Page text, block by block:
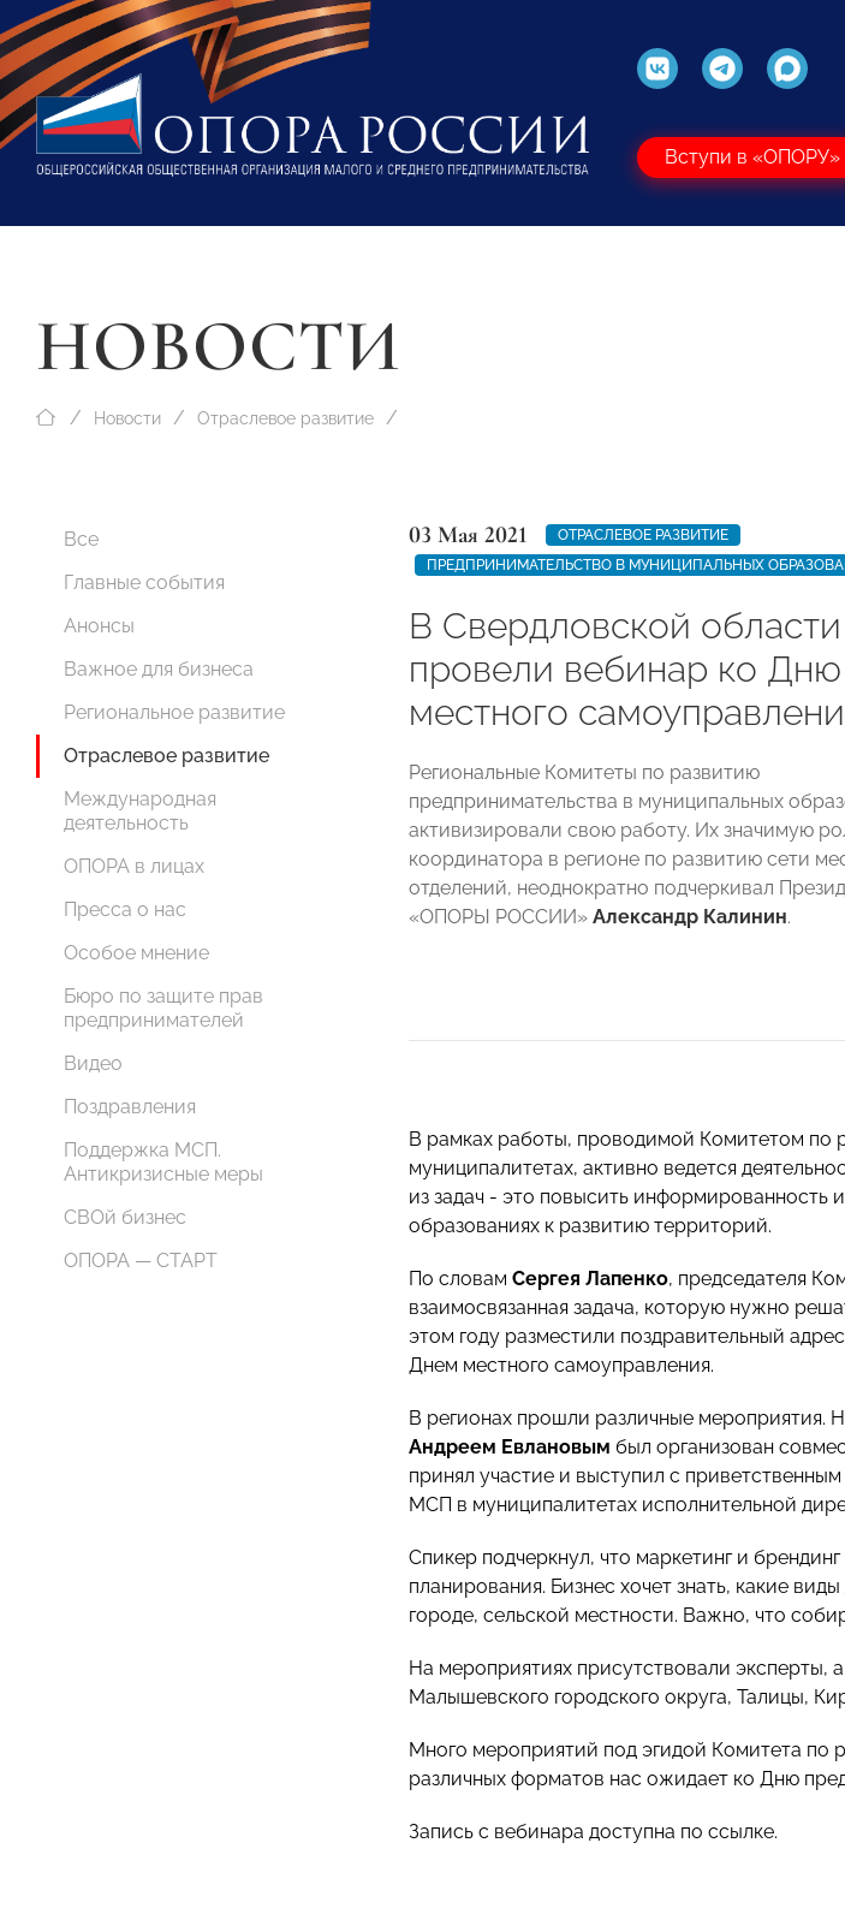
Вступи в «ОПОРУ»
НОВОСТИ
Новости Отраслевое развитие
Все
Главные события
Анонсы
Важное для бизнеса
Региональное развитие
Отраслевое развитие
Международная
деятельность
ОПОРА в лицах
Пресса о нас
Особое мнение
Бюро по защите прав
предпринимателей
Видео
Поздравления
Поддержка МСП.
Антикризисные меры
СВОй бизнес
ОПОРА — СТАРТ
03 Мая 2021
ОТРАСЛЕВОЕ РАЗВИТИЕ
ПРЕДПРИНИМАТЕЛЬСТВО В МУНИЦИПАЛЬНЫХ
В Свердловской области
провели вебинар ко Дню
местного
Региональные Комитеты по развитию
предпринимательства в муниципальных
активизировали свою работу. Их значимую
координатора в регионе по развитию сети
отделений, неоднократно подчеркивал
«ОПОРЫ РОССИИ» Александр Калинин.
В рамках работы, проводимой Комитетом по
муниципалитетах, активно ведется
из задач - это повысить информированность
образованиях к развитию территорий.
По словам Сергея Лапенко, председателя
взаимосвязанная задача, которую нужно
этом году разместили поздравительный
Днем местного самоуправления.
В регионах прошли различные мероприятия.
Андреем Евлановым был организован
принял участие и выступил с
МСП в муниципалитетах исполнительной
Спикер подчеркнул, что маркетинг и
планирования. Бизнес хочет знать, какие
городе, сельской местности. Важно, что
На мероприятиях присутствовали эксперты,
Малышевского городского округа, Талицы,
Много мероприятий под эгидой Комитета по
различных форматов нас ожидает ко Дню
Запись с вебинара доступна по ссылке.